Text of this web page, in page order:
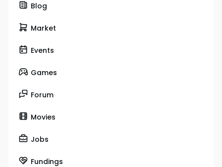
Blog
Market
Events
Games
Forum
Movies
Jobs
Fundings